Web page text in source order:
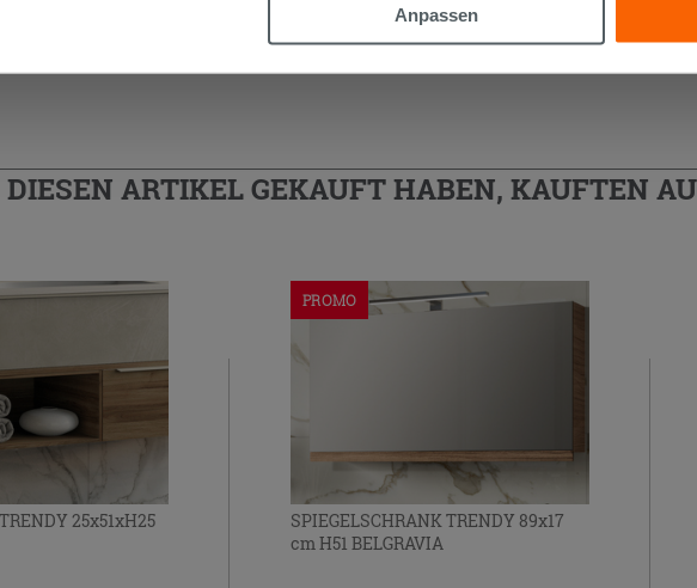
Anpassen
LEGEN IN DEN WARENKORB LEGEN
ARTIKEL GEKAUFT HABEN, KAUFTEN
25x51xH25
PROMO
SPIEGELSCHRANK TRENDY 89x17
cm H51 BELGRAVIA